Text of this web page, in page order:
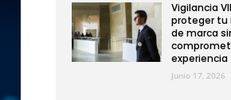
Vigilancia
proteger tu
de marca
experiencia
Junio 17, 2026